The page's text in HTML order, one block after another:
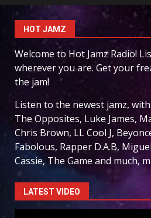
HOT JAMZ
Welcome to Hot Jamz Radio!
wherever you are. Get your
the jam!
Listen to the newest jamz,
The Opposites, Luke James,
Chris Brown, LL Cool J,
Fabolous, Rapper D.A.B,
Cassie, The Game and much,
LATEST VIDEO